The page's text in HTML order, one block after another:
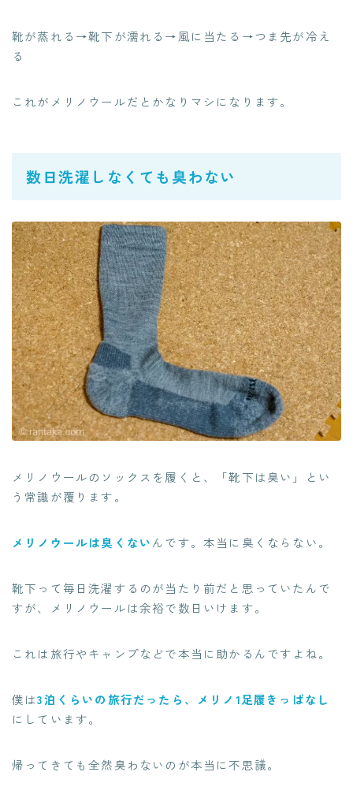
靴が蒸れる→靴下が濡れる→風に当たる→つま先が冷え
る
これがメリノウールだとかなりマシになります。
数日洗濯しなくても臭わない
メリノウールのソックスを履くと、「靴下は臭い」とい
う常識が覆ります。
メリノウールは臭くないんです。本当に臭くならない。
靴下って毎日洗濯するのが当たり前だと思っていたんで
すが、メリノウールは余裕で数日いけます。
これは旅行やキャンプなどで本当に助かるんですよね。
僕は3泊くらいの旅行だったら、メリノ1足履きっぱなし
にしています。
帰ってきても全然臭わないのが本当に不思議。